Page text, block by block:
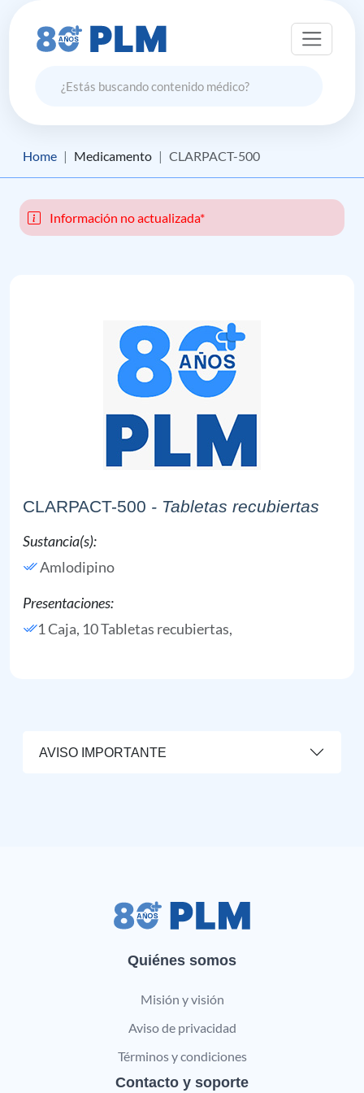
Home Medicamento CLARPACT-500
Información no actualizada*
CLARPACT-500 - Tabletas recubiertas
Sustancia(s):
Amlodipino
Presentaciones:
1 Caja, 10 Tabletas recubiertas,
AVISO IMPORTANTE
Quiénes somos
Misión y visión
Aviso de privacidad
Términos y condiciones
Contacto y soporte